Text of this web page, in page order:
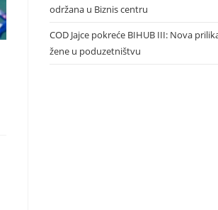
održana u Biznis centru
COD Jajce pokreće BIHUB III: Nova
žene u poduzetništvu